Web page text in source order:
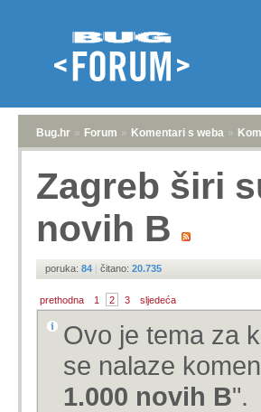
Bug.hr » Forum » Komentari s weba »
Zagreb širi
novih B
poruka: 84 | čitano: 20.735
prethodna 1 2 3 sljedeća
Ovo je tema za
se nalaze
1.000 novih B".